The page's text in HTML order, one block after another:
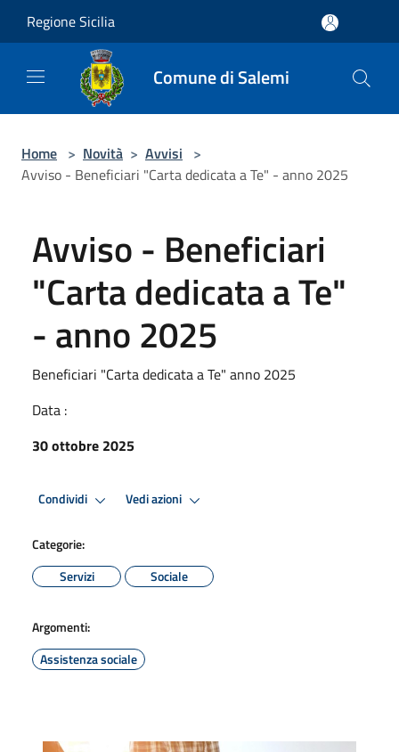
Regione Sicilia
Comune di Salemi
Home > Novità > Avvisi >
Avviso - Beneficiari "Carta dedicata a Te" - anno 2025
Avviso - Beneficiari
"Carta dedicata a Te"
- anno 2025
Beneficiari "Carta dedicata a Te" anno 2025
Data :
30 ottobre 2025
Condividi Vedi azioni
Categorie:
Servizi
Sociale
Argomenti:
Assistenza sociale